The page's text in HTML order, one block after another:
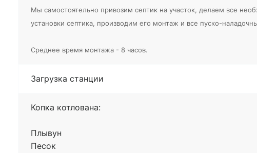
Мы самостоятельно привозим септик на участок, делаем все
установки септика, производим его монтаж и все пуско-
Среднее время монтажа - 8 часов.
Загрузка станции
Копка котлована:
Плывун
Песок